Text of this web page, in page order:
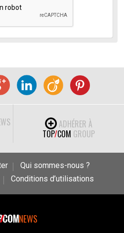
ADHÉRER À
TOP/COM GROUP
Qui sommes-nous ?
Conditions d’utilisations
NEWS